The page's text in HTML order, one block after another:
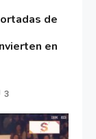
de
en
3